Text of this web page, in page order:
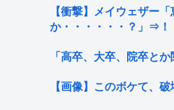
【衝撃】メイウェザー
か・・・・・・？」⇒！
「高卒、大卒、院卒と
【画像】このボケて、